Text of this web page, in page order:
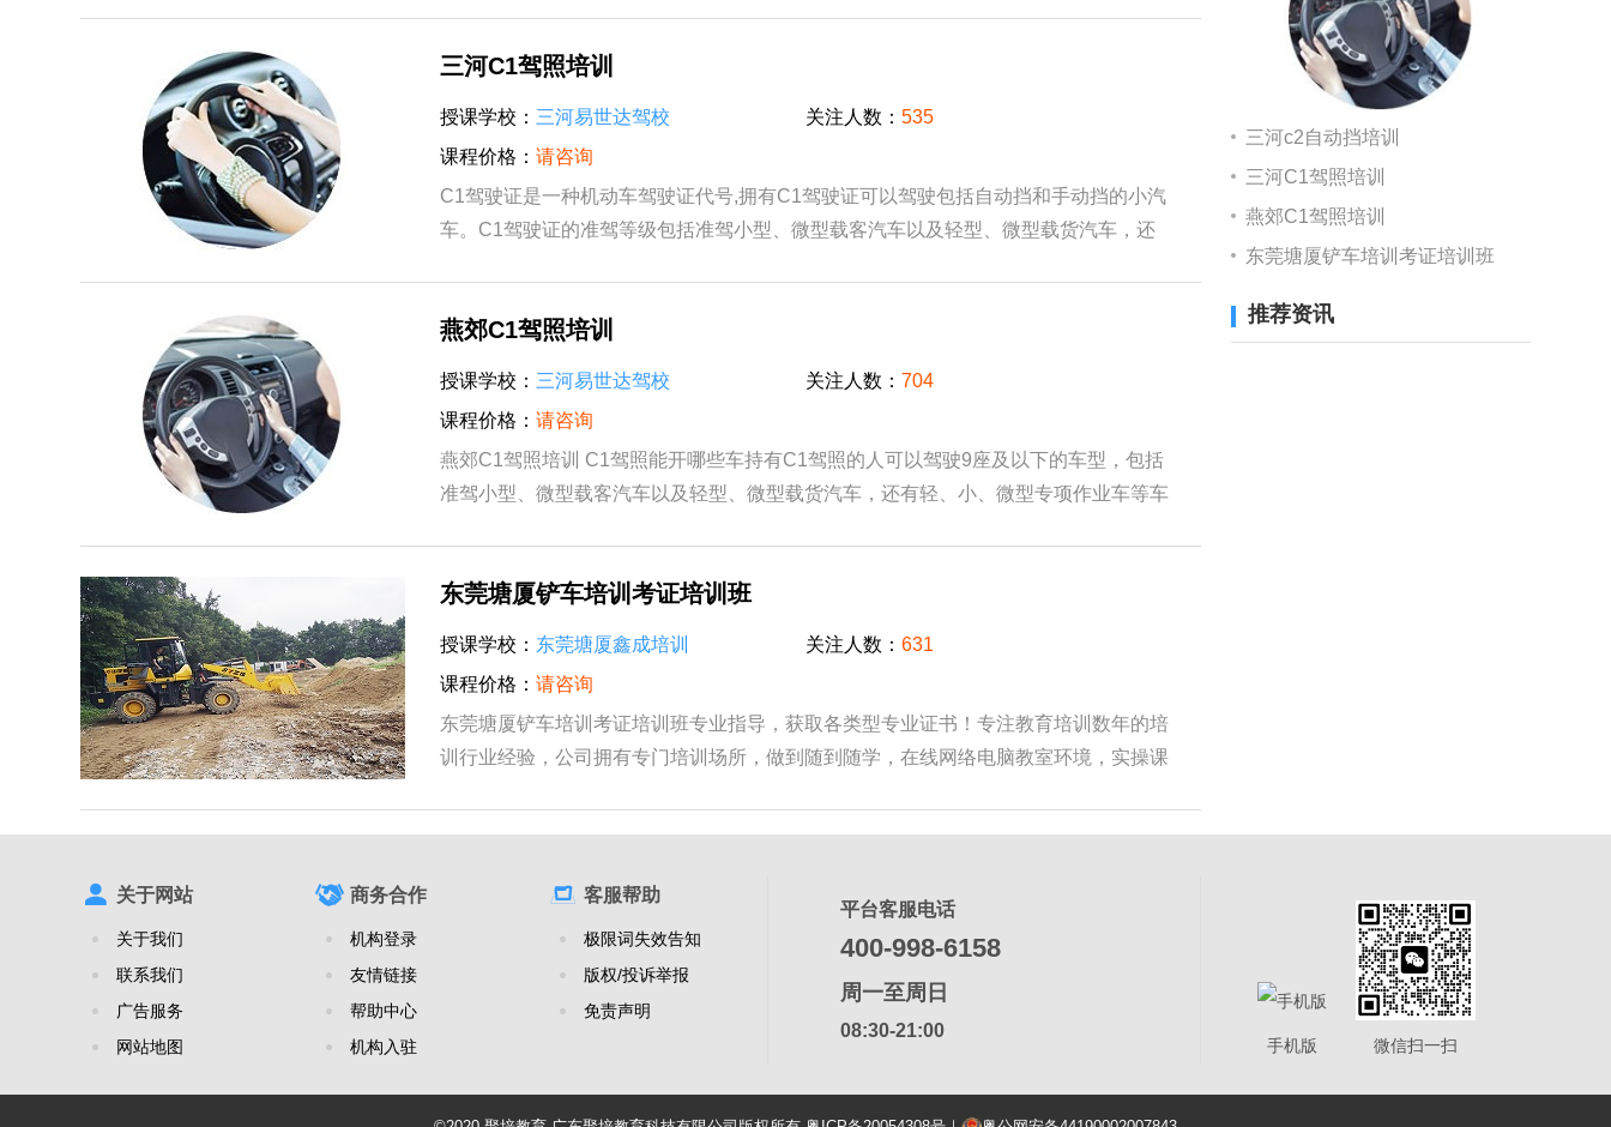
三河C1驾照培训
授课学校： 三河易世达驾校 关注人数： 535
课程价格： 请咨询
C1驾驶证是一种机动车驾驶证代号,拥有C1驾驶证可以驾驶包括自动挡和手动挡的小汽
车。C1驾驶证的准驾等级包括准驾小型、微型载客汽车以及轻型、微型载货汽车，还
燕郊C1驾照培训
授课学校： 三河易世达驾校 关注人数： 704
课程价格： 请咨询
燕郊C1驾照培训 C1驾照能开哪些车持有C1驾照的人可以驾驶9座及以下的车型，包括
准驾小型、微型载客汽车以及轻型、微型载货汽车，还有轻、小、微型专项作业车等车
东莞塘厦铲车培训考证培训班
授课学校： 东莞塘厦鑫成培训 关注人数： 631
课程价格： 请咨询
东莞塘厦铲车培训考证培训班专业指导，获取各类型专业证书！专注教育培训数年的培
训行业经验，公司拥有专门培训场所，做到随到随学，在线网络电脑教室环境，实操课
三河c2自动挡培训
三河C1驾照培训
燕郊C1驾照培训
东莞塘厦铲车培训考证培训班
推荐资讯
关于网站
关于我们
联系我们
广告服务
网站地图
商务合作
机构登录
友情链接
帮助中心
机构入驻
客服帮助
极限词失效告知
版权/投诉举报
免责声明
平台客服电话
400-998-6158
周一至周日
08:30-21:00
手机版 微信扫一扫